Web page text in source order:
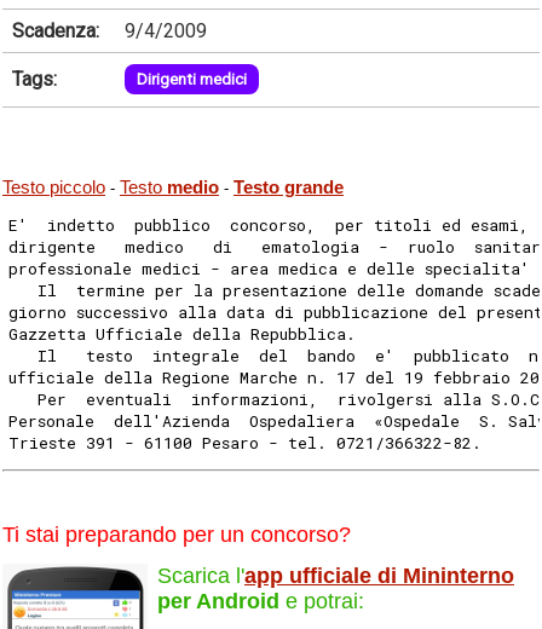
Scadenza: 9/4/2009
Tags: Dirigenti medici
Testo piccolo - Testo medio - Testo grande
E'  indetto  pubblico  concorso,  per titoli ed esami,
dirigente   medico   di   ematologia  -  ruolo
professionale medici - area medica e delle specialita'
Il  termine per la presentazione delle domande
giorno successivo alla data di pubblicazione del
Gazzetta Ufficiale della Repubblica.
Il   testo  integrale  del  bando  e'  pubblicato
ufficiale della Regione Marche n. 17 del 19 febbraio
Per  eventuali  informazioni,  rivolgersi alla
Personale  dell'Azienda  Ospedaliera  «Ospedale  S.
Trieste 391 - 61100 Pesaro - tel. 0721/366322-82.
Ti stai preparando per un concorso?
Scarica l'app ufficiale di Mininterno
per Android e potrai: